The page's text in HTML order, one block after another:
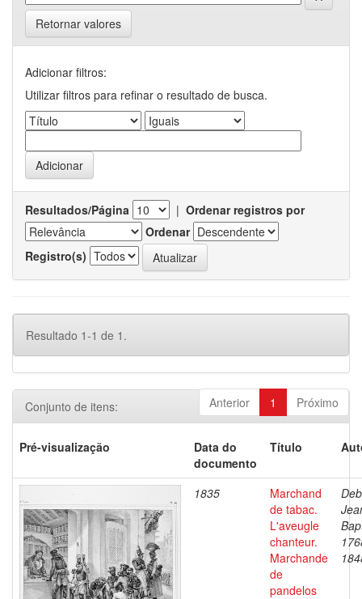
Retornar valores
Adicionar filtros:
Utilizar filtros para refinar o resultado de busca.
Resultados/Página | Ordenar registros por
Ordenar
Registro(s)
Resultado 1-1 de 1.
Anterior 1 Próximo
Conjunto de itens:
Pré-visualização
Data do
documento
Título
1835
Marchand
de tabac.
L'aveugle
chanteur.
Marchande
de
pandelos